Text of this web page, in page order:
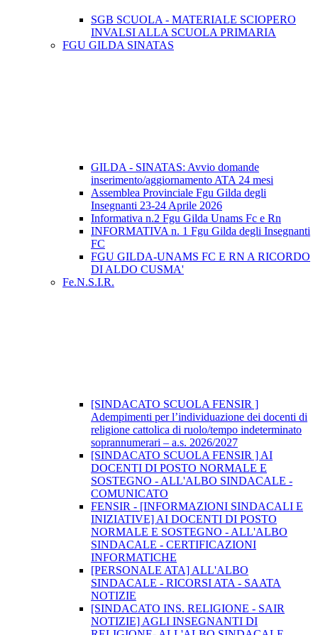
SGB SCUOLA - MATERIALE SCIOPERO
INVALSI ALLA SCUOLA PRIMARIA
FGU GILDA SINATAS
GILDA - SINATAS: Avvio domande
inserimento/aggiornamento ATA 24 mesi
Assemblea Provinciale Fgu Gilda degli
Insegnanti 23-24 Aprile 2026
Informativa n.2 Fgu Gilda Unams Fc e Rn
INFORMATIVA n. 1 Fgu Gilda degli Insegnanti
FC
FGU GILDA-UNAMS FC E RN A RICORDO
DI ALDO CUSMA'
Fe.N.S.I.R.
[SINDACATO SCUOLA FENSIR ]
Adempimenti per l’individuazione dei docenti di
religione cattolica di ruolo/tempo indeterminato
soprannumerari – a.s. 2026/2027
[SINDACATO SCUOLA FENSIR ] AI
DOCENTI DI POSTO NORMALE E
SOSTEGNO - ALL'ALBO SINDACALE -
COMUNICATO
FENSIR - [INFORMAZIONI SINDACALI E
INIZIATIVE] AI DOCENTI DI POSTO
NORMALE E SOSTEGNO - ALL'ALBO
SINDACALE - CERTIFICAZIONI
INFORMATICHE
[PERSONALE ATA] ALL'ALBO
SINDACALE - RICORSI ATA - SAATA
NOTIZIE
[SINDACATO INS. RELIGIONE - SAIR
NOTIZIE] AGLI INSEGNANTI DI